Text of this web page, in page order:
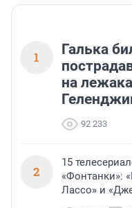
1
Галька
на
92 233
2
15
«Фонтанки»:
Лассо» и